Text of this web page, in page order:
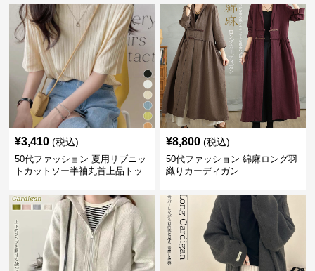
¥3,410 (税込)
50代ファッション 夏用リブニッ
トカットソー半袖丸首上品トッ
¥8,800 (税込)
50代ファッション 綿麻ロング羽
織りカーディガン